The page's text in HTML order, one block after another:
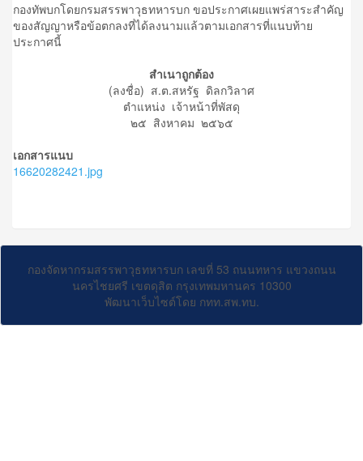
กองทัพบกโดยกรมสรรพาวุธทหารบก ขอประกาศเผยแพร่สาระสำคัญ
ของสัญญาหรือข้อตกลงที่ได้ลงนามแล้วตามเอกสารที่แนบท้าย
ประกาศนี้
สำเนาถูกต้อง
(ลงชื่อ) ส.ต.สหรัฐ ดิลกวิลาศ
ตำแหน่ง เจ้าหน้าที่พัสดุ
๒๕ สิงหาคม ๒๕๖๕
เอกสารแนบ
16620282421.jpg
กองจัดหากรมสรรพาวุธทหารบก เลขที่ 53 ถนนทหาร แขวงถนน
นครไชยศรี เขตดุสิต กรุงเทพมหานคร 10300
พัฒนาเว็บไซต์โดย กทท.สพ.ทบ.